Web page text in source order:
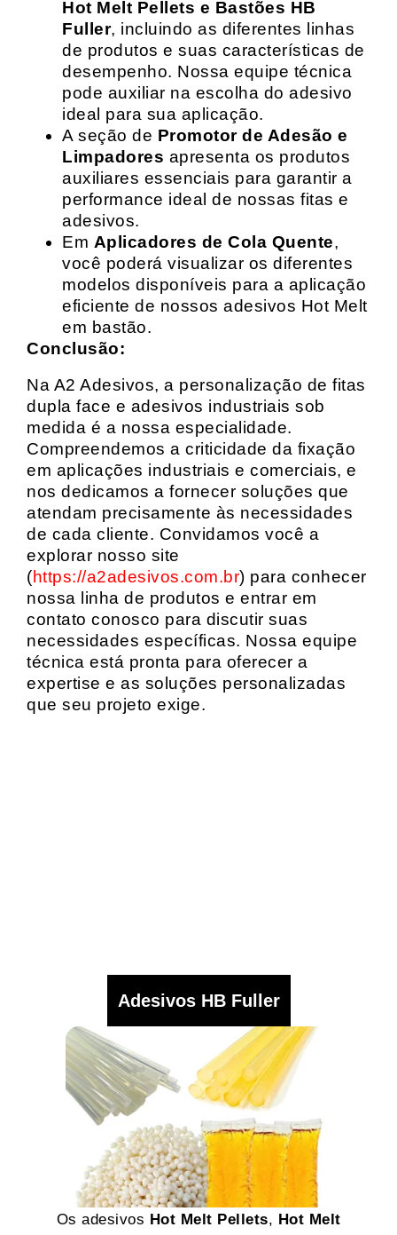
Hot Melt Pellets e Bastões HB
Fuller, incluindo as diferentes linhas
de produtos e suas características de
desempenho. Nossa equipe técnica
pode auxiliar na escolha do adesivo
ideal para sua aplicação.
A seção de Promotor de Adesão e
Limpadores apresenta os produtos
auxiliares essenciais para garantir a
performance ideal de nossas fitas e
adesivos.
Em Aplicadores de Cola Quente,
você poderá visualizar os diferentes
modelos disponíveis para a aplicação
eficiente de nossos adesivos Hot Melt
em bastão.
Conclusão:
Na A2 Adesivos, a personalização de fitas
dupla face e adesivos industriais sob
medida é a nossa especialidade.
Compreendemos a criticidade da fixação
em aplicações industriais e comerciais, e
nos dedicamos a fornecer soluções que
atendam precisamente às necessidades
de cada cliente. Convidamos você a
explorar nosso site
(https://a2adesivos.com.br) para conhecer
nossa linha de produtos e entrar em
contato conosco para discutir suas
necessidades específicas. Nossa equipe
técnica está pronta para oferecer a
expertise e as soluções personalizadas
que seu projeto exige.
Adesivos HB Fuller
Os adesivos Hot Melt Pellets, Hot Melt